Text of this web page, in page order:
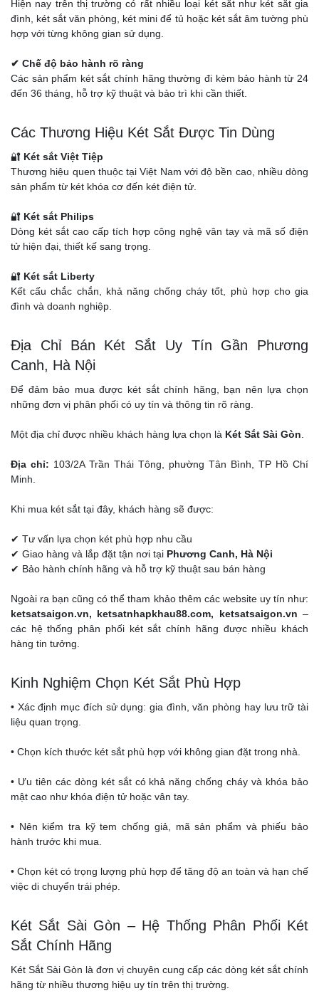
Hiện nay trên thị trường có rất nhiều loại két sắt như két sắt gia
đình, két sắt văn phòng, két mini để tủ hoặc két sắt âm tường phù
hợp với từng không gian sử dụng.
✔ Chế độ bảo hành rõ ràng
Các sản phẩm két sắt chính hãng thường đi kèm bảo hành từ 24
đến 36 tháng, hỗ trợ kỹ thuật và bảo trì khi cần thiết.
Các Thương Hiệu Két Sắt Được Tin Dùng
🔐 Két sắt Việt Tiệp
Thương hiệu quen thuộc tại Việt Nam với độ bền cao, nhiều dòng
sản phẩm từ két khóa cơ đến két điện tử.
🔐 Két sắt Philips
Dòng két sắt cao cấp tích hợp công nghệ vân tay và mã số điện
tử hiện đại, thiết kế sang trọng.
🔐 Két sắt Liberty
Kết cấu chắc chắn, khả năng chống cháy tốt, phù hợp cho gia
đình và doanh nghiệp.
Địa Chỉ Bán Két Sắt Uy Tín Gần Phương
Canh, Hà Nội
Để đảm bảo mua được két sắt chính hãng, bạn nên lựa chọn
những đơn vị phân phối có uy tín và thông tin rõ ràng.
Một địa chỉ được nhiều khách hàng lựa chọn là Két Sắt Sài Gòn
Địa chỉ: 103/2A Trần Thái Tông, phường Tân Bình, TP Hồ Chí
Minh.
Khi mua két sắt tại đây, khách hàng sẽ được:
✔ Tư vấn lựa chọn két phù hợp nhu cầu
✔ Giao hàng và lắp đặt tận nơi tại Phương Canh, Hà Nội
✔ Bảo hành chính hãng và hỗ trợ kỹ thuật sau bán hàng
Ngoài ra bạn cũng có thể tham khảo thêm các website uy tín như:
ketsatsaigon.vn, ketsatnhapkhau88.com, ketsatsaigon.vn –
các hệ thống phân phối két sắt chính hãng được nhiều khách
hàng tin tưởng.
Kinh Nghiệm Chọn Két Sắt Phù Hợp
• Xác định mục đích sử dụng: gia đình, văn phòng hay lưu trữ tài
liệu quan trọng.
• Chọn kích thước két sắt phù hợp với không gian đặt trong nhà.
• Ưu tiên các dòng két sắt có khả năng chống cháy và khóa bảo
mật cao như khóa điện tử hoặc vân tay.
• Nên kiểm tra kỹ tem chống giả, mã sản phẩm và phiếu bảo
hành trước khi mua.
• Chọn két có trọng lượng phù hợp để tăng độ an toàn và hạn chế
việc di chuyển trái phép.
Két Sắt Sài Gòn – Hệ Thống Phân Phối Két
Sắt Chính Hãng
Két Sắt Sài Gòn là đơn vị chuyên cung cấp các dòng két sắt chính
hãng từ nhiều thương hiệu uy tín trên thị trường.